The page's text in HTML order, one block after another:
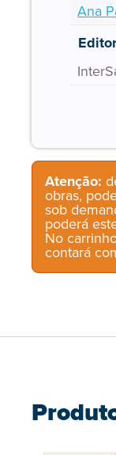
Ana
Atenção:
obras,
sob
poderá
No
contará